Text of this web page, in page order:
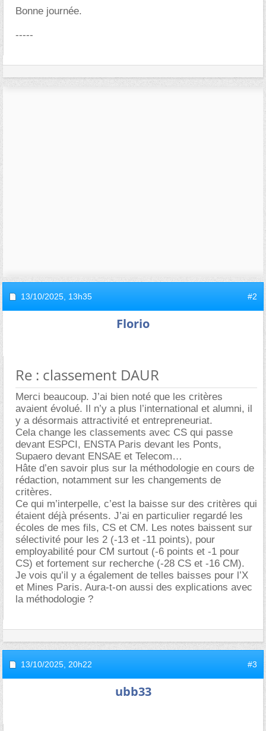
Bonne journée.
-----
13/10/2025, 13h35 #2
Florio
Re : classement DAUR
Merci beaucoup. J’ai bien noté que les critères
avaient évolué. Il n’y a plus l’international et alumni, il
y a désormais attractivité et entrepreneuriat.
Cela change les classements avec CS qui passe
devant ESPCI, ENSTA Paris devant les Ponts,
Supaero devant ENSAE et Telecom
Hâte d’en savoir plus sur la méthodologie en cours de
rédaction, notamment sur les changements de
critères.
Ce qui m’interpelle, c’est la baisse sur des critères qui
étaient déjà présents. J’ai en particulier regardé les
écoles de mes fils, CS et CM. Les notes baissent sur
sélectivité pour les 2 (-13 et -11 points), pour
employabilité pour CM surtout (-6 points et -1 pour
CS) et fortement sur recherche (-28 CS et -16 CM).
Je vois qu’il y a également de telles baisses pour l’X
et Mines Paris. Aura-t-on aussi des explications avec
la méthodologie ?
13/10/2025, 20h22 #3
ubb33